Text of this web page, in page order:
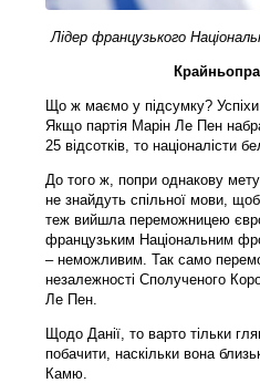
Лідер французького
Що ж маємо у підсумку? Успіхи
Якщо партія Марін Ле Пен
25 відсотків, то націоналісти
До того ж, попри однакову мету
не знайдуть спільної мови,
теж вийшла переможницею
французьким Національним
– неможливим. Так само
незалежності Сполученого
Ле Пен.
Щодо Данії, то варто тільки
побачити, наскільки вона
Камю.